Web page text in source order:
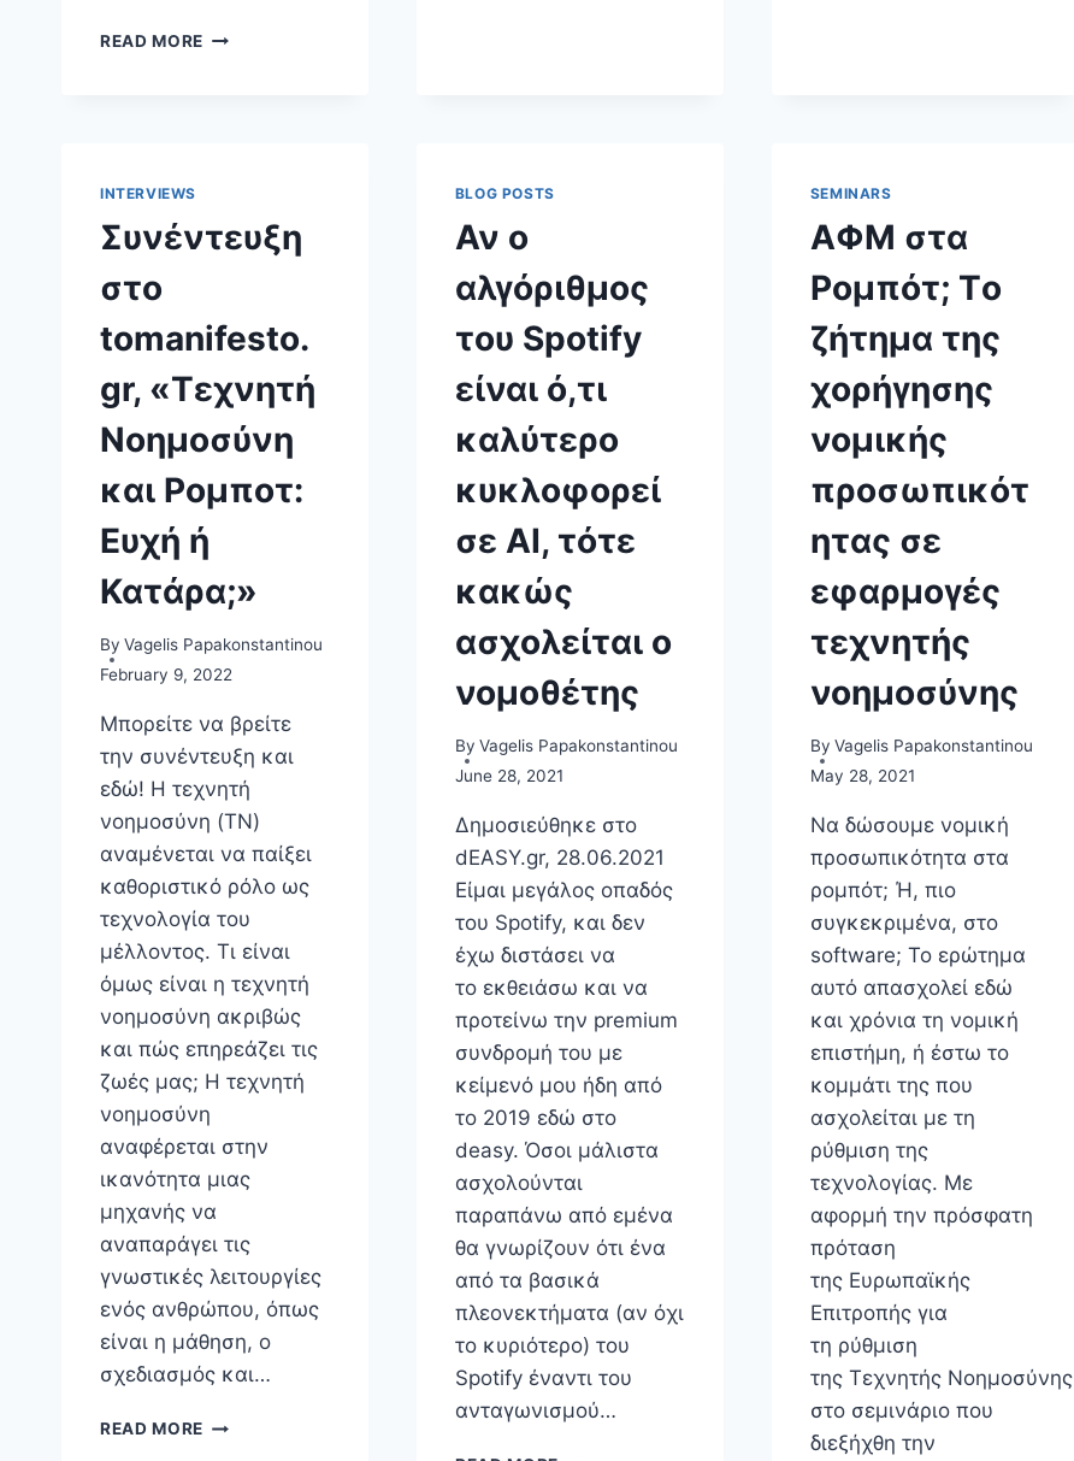
READ MORE «ΔΗΜΟΚΡΑΤΙΚΉ
ΠΑΓΚΌΣΜΙΟ
ΖΉΤΗΜΑ
INTERVIEWS
Συνέντευξη
στο
tomanifesto.
gr, «Τεχνητή
Νοημοσύνη
και Ρομποτ:
Ευχή ή
Κατάρα;»
By Vagelis Papakonstantinou
February 9, 2022
Μπορείτε να βρείτε
την συνέντευξη και
εδώ! Η τεχνητή
νοημοσύνη (TN)
αναμένεται να παίξει
καθοριστικό ρόλο ως
τεχνολογία του
μέλλοντος. Τι είναι
όμως είναι η τεχνητή
νοημοσύνη ακριβώς
και πώς επηρεάζει τις
ζωές μας; Η τεχνητή
νοημοσύνη
αναφέρεται στην
ικανότητα μιας
μηχανής να
αναπαράγει τις
γνωστικές λειτουργίες
ενός ανθρώπου, όπως
είναι η μάθηση, ο
σχεδιασμός και…
READ MORE ΣΥΝΈΝΤΕΥΞΗ
BLOG POSTS
Αν ο
αλγόριθμος
του Spotify
είναι ό,τι
καλύτερο
κυκλοφορεί
σε ΑΙ, τότε
κακώς
ασχολείται ο
νομοθέτης
By Vagelis Papakonstantinou
June 28, 2021
Δημοσιεύθηκε στο
dEASY.gr, 28.06.2021
Είμαι μεγάλος οπαδός
του Spotify, και δεν
έχω διστάσει να
το εκθειάσω και να
προτείνω την premium
συνδρομή του με
κείμενό μου ήδη από
το 2019 εδώ στο
deasy. Όσοι μάλιστα
ασχολούνται
παραπάνω από εμένα
θα γνωρίζουν ότι ένα
από τα βασικά
πλεονεκτήματα (αν όχι
το κυριότερο) του
Spotify έναντι του
ανταγωνισμού…
SEMINARS
ΑΦΜ στα
Ρομπότ; Τo
ζήτημα της
χορήγησης
νομικής
προσωπικότ
ητας σε
εφαρμογές
τεχνητής
νοημοσύνης
By Vagelis Papakonstantinou
May 28, 2021
Να δώσουμε νομική
προσωπικότητα στα
ρομπότ; Ή, πιο
συγκεκριμένα, στο
software; Το ερώτημα
αυτό απασχολεί εδώ
και χρόνια τη νομική
επιστήμη, ή έστω το
κομμάτι της που
ασχολείται με τη
ρύθμιση της
τεχνολογίας. Με
αφορμή την πρόσφατη
πρόταση
της Ευρωπαϊκής
Επιτροπής για
τη ρύθμιση
της Τεχνητής Νοημοσύνης
στο σεμινάριο που
διεξήχθη την